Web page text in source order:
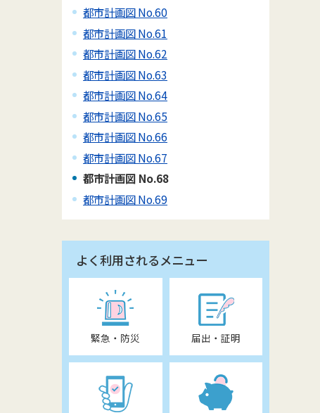
都市計画図 No.60
都市計画図 No.61
都市計画図 No.62
都市計画図 No.63
都市計画図 No.64
都市計画図 No.65
都市計画図 No.66
都市計画図 No.67
都市計画図 No.68
都市計画図 No.69
よく利用されるメニュー
緊急・防災 届出・証明